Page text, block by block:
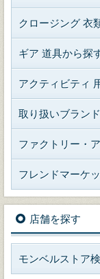
クロージング 衣
ギア 道具から探
アクティビティ
取り扱いブラン
ファクトリー・
フレンドマーケ
店舗を探す
モンベルストア